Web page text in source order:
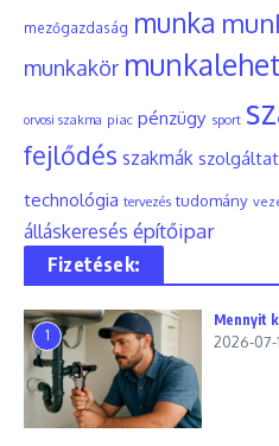
mezőgazdaság munka
munkakör
orvosi szakma piac pénzügy sport
fejlődés szakmák
technológia tervezés tudomány
álláskeresés építőipar
Fizetések:
1
Mennyit
2026-07-